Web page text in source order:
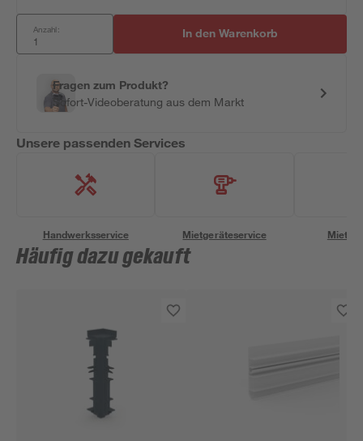
Anzahl: In den Warenkorb
Fragen zum Produkt?
Sofort-Videoberatung aus dem Markt
Unsere passenden Services
Handwerksservice Mietgeräteservice
Häufig dazu gekauft